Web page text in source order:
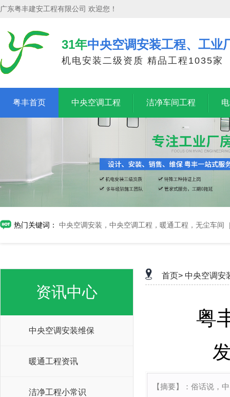
广东粤丰建安工程有限公司 欢迎您！
31年中央空调安装工程、工业
机电安装二级资质 精品工程1035家
粤丰首页 中央空调工程 洁净车间工程
热门关键词： 中央空调安装，中央空调工程，暖通工程，无尘车间
资讯中心
中央空调安装维保
暖通工程资讯
洁净工程小常识
首页> 中央空调安
粤
【摘要】： 俗话说，